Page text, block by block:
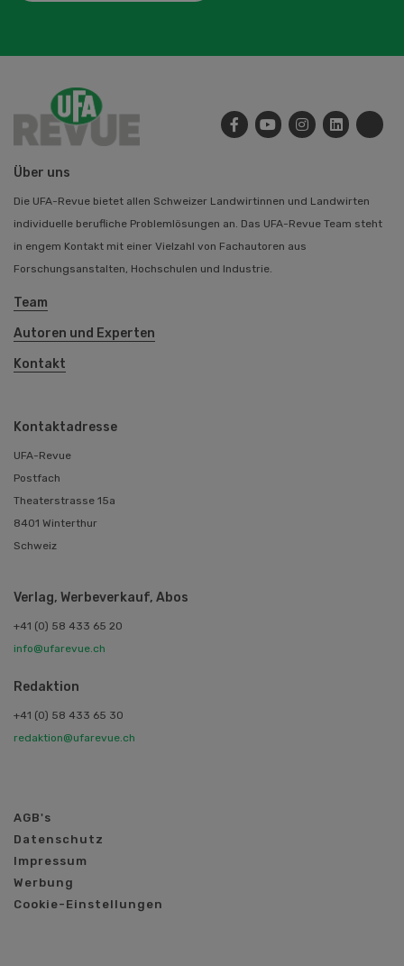
Über uns
Die UFA-Revue bietet allen Schweizer Landwirtinnen und Landwirten
individuelle berufliche Problemlösungen an. Das UFA-Revue Team steht
in engem Kontakt mit einer Vielzahl von Fachautoren aus
Forschungsanstalten, Hochschulen und Industrie.
Team
Autoren und Experten
Kontakt
Kontaktadresse
UFA-Revue
Postfach
Theaterstrasse 15a
8401 Winterthur
Schweiz
Verlag, Werbeverkauf, Abos
+41 (0) 58 433 65 20
info@ufarevue.ch
Redaktion
+41 (0) 58 433 65 30
redaktion@ufarevue.ch
AGB's
Datenschutz
Impressum
Werbung
Cookie-Einstellungen